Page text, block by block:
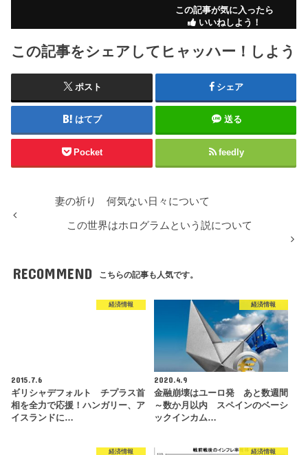
この記事が気に入ったら
いいねしよう！
この記事をシェアしてヒャッハー！しよう
ポスト シェア
はてブ 送る
Pocket feedly
妻の祈り 何気ない日々について
この世界はホログラムという説について
RECOMMEND こちらの記事も人気です。
経済情報
2015.7.6
ギリシャデフォルト チプラス首
相を全力で応援！ハンガリー、ア
イスランドに…
経済情報
2020.4.9
金融崩壊はユーロ発 あと数週間
～数か月以内 スペインのベーシ
ックインカム…
経済情報 経済情報